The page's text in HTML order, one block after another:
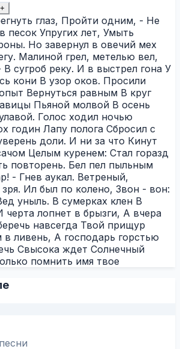
+
глаз, Пройти одним, - Не
песок Упругих лет, Умыть
Но завернул в овечий мех
Малиной грел, метелью вел,
сугроб реку. И в выстрел гона У
кони В узор оков. Просили
Вернуться равным В круг
Пьяной молвой В осень
Голос ходил ночью
годин Лапу полога Сбросил с
доли. И ни за что Кинут
Целым куренем: Стал горазд
повторень. Бел пел пыльным
- Гнев аукал. Ветреный,
Ил был по колено, Звон - вон:
уныль. В сумерках клен В
черта лопнет в брызги, А вчера
навсегда Твой прищур
в ливень, А господарь горстью
Свысока ждет Солнечный
помнить имя твое